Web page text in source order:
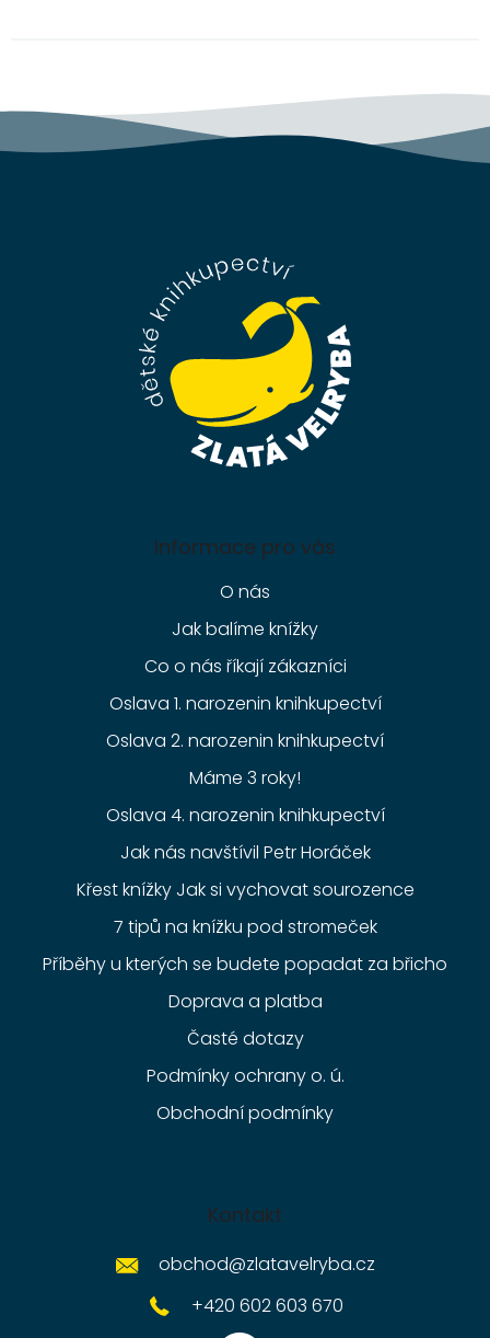
Informace pro vás
O nás
Jak balíme knížky
Co o nás říkají zákazníci
Oslava 1. narozenin knihkupectví
Oslava 2. narozenin knihkupectví
Máme 3 roky!
Oslava 4. narozenin knihkupectví
Jak nás navštívil Petr Horáček
Křest knížky Jak si vychovat sourozence
7 tipů na knížku pod stromeček
Příběhy u kterých se budete popadat za břicho
Doprava a platba
Časté dotazy
Podmínky ochrany o. ú.
Obchodní podmínky
Kontakt
obchod@zlatavelryba.cz
+420 602 603 670